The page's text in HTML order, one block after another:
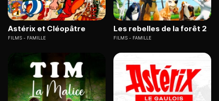
Astérix et Cléopâtre
FILMS FAMILLE
Les rebelles de la forêt 2
FILMS FAMILLE